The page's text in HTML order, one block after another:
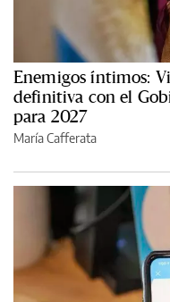
Enemigos íntimos:
definitiva con el
para 2027
María Cafferata